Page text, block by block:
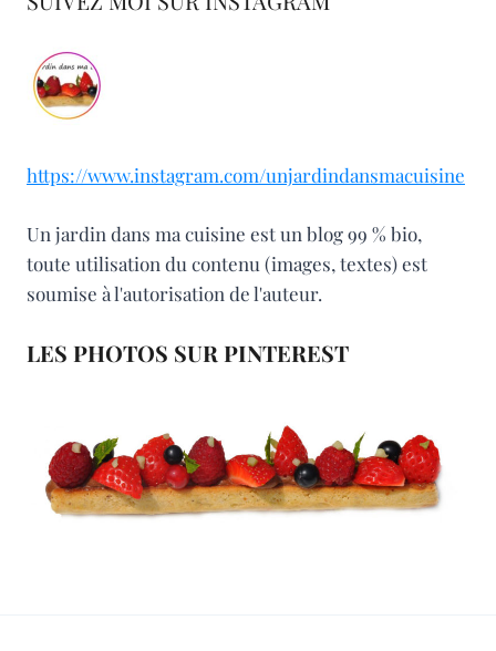
https://www.instagram.com/unjardindansmacuisine
Un jardin dans ma cuisine est un blog 99 % bio,
toute utilisation du contenu (images, textes) est
soumise à l'autorisation de l'auteur.
LES PHOTOS SUR PINTEREST